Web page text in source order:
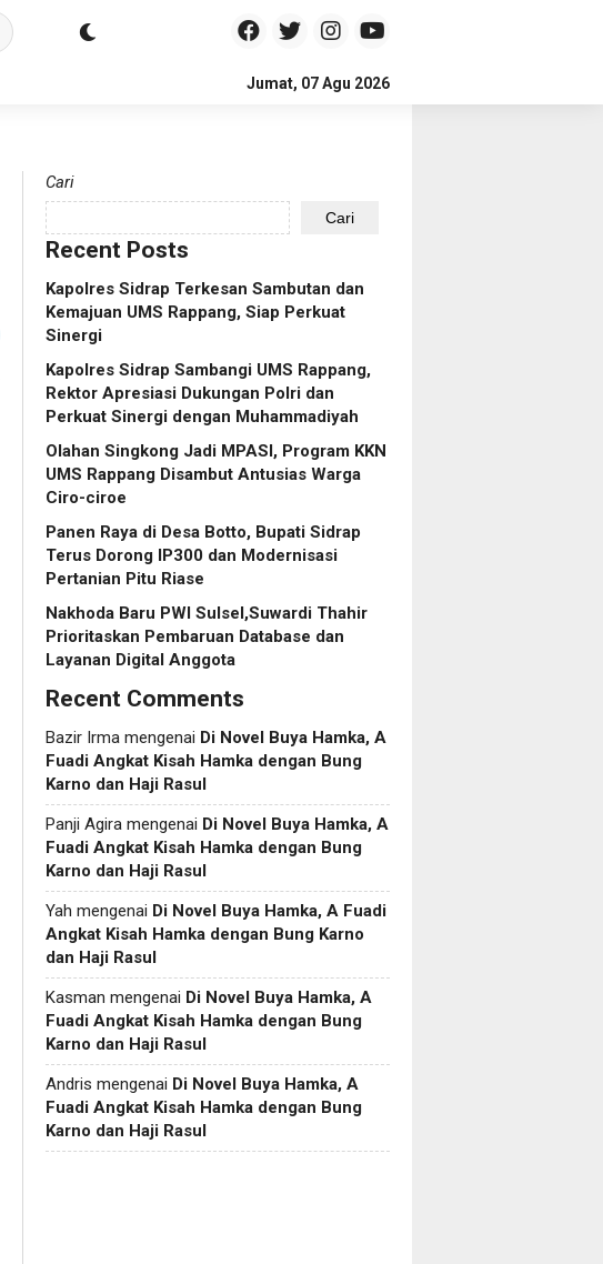
Jumat, 07 Agu 2026
Cari
Cari
Recent Posts
Kapolres Sidrap Terkesan Sambutan dan
Kemajuan UMS Rappang, Siap Perkuat
Sinergi
Kapolres Sidrap Sambangi UMS Rappang,
Rektor Apresiasi Dukungan Polri dan
Perkuat Sinergi dengan Muhammadiyah
Olahan Singkong Jadi MPASI, Program KKN
UMS Rappang Disambut Antusias Warga
Ciro-ciroe
Panen Raya di Desa Botto, Bupati Sidrap
Terus Dorong IP300 dan Modernisasi
Pertanian Pitu Riase
Nakhoda Baru PWI Sulsel,Suwardi Thahir
Prioritaskan Pembaruan Database dan
Layanan Digital Anggota
Recent Comments
Bazir Irma mengenai Di Novel Buya Hamka, A
Fuadi Angkat Kisah Hamka dengan Bung
Karno dan Haji Rasul
Panji Agira mengenai Di Novel Buya Hamka, A
Fuadi Angkat Kisah Hamka dengan Bung
Karno dan Haji Rasul
Yah mengenai Di Novel Buya Hamka, A Fuadi
Angkat Kisah Hamka dengan Bung Karno
dan Haji Rasul
Kasman mengenai Di Novel Buya Hamka, A
Fuadi Angkat Kisah Hamka dengan Bung
Karno dan Haji Rasul
Andris mengenai Di Novel Buya Hamka, A
Fuadi Angkat Kisah Hamka dengan Bung
Karno dan Haji Rasul